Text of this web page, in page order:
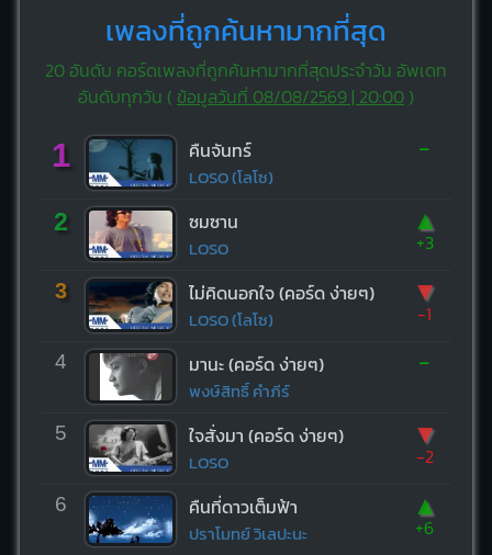
เพลงที่ถูกค้นหามากที่สุด
20 อันดับ คอร์ดเพลงที่ถูกค้นหามากที่สุดประจำวัน อัพเดท
อันดับทุกวัน ( ข้อมูลวันที่ 08/08/2569 | 20:00)
1 คืนจันทร์
LOSO (โลโซ)
-
2 ซมซาน
LOSO
▲
+3
3 ไม่คิดนอกใจ (คอร์ด ง่ายๆ)
LOSO (โลโซ)
▼
-1
4 มานะ (คอร์ด ง่ายๆ)
พงษ์สิทธิ์ คำภีร์
-
5 ใจสั่งมา (คอร์ด ง่ายๆ)
LOSO
▼
-2
6 คืนที่ดาวเต็มฟ้า
ปราโมทย์ วิเลปะนะ
▲
+6